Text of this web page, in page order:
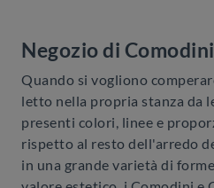
Negozio di
Quando si vogliono
letto nella propria stanza da
presenti colori, linee e
rispetto al resto dell'arredo
in una grande varietà di